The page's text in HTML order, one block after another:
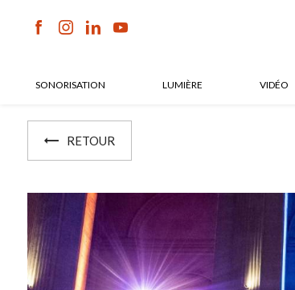
SONORISATION LUMIÈRE VIDÉO
RETOUR